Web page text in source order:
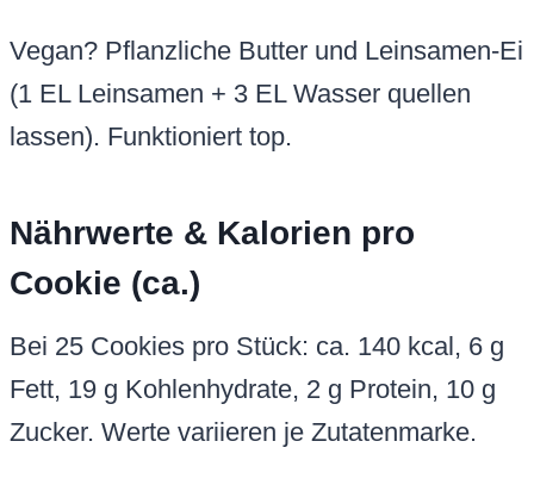
Vegan? Pflanzliche Butter und Leinsamen-Ei
(1 EL Leinsamen + 3 EL Wasser quellen
lassen). Funktioniert top.
Nährwerte & Kalorien pro
Cookie (ca.)
Bei 25 Cookies pro Stück: ca. 140 kcal, 6 g
Fett, 19 g Kohlenhydrate, 2 g Protein, 10 g
Zucker. Werte variieren je Zutatenmarke.